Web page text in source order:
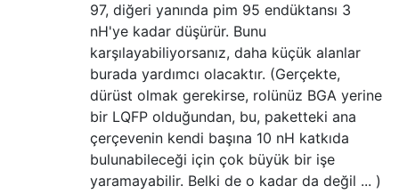
97, diğeri yanında pim 95 endüktansı 3
nH'ye kadar düşürür. Bunu
karşılayabiliyorsanız, daha küçük alanlar
burada yardımcı olacaktır. (Gerçekte,
dürüst olmak gerekirse, rolünüz BGA yerine
bir LQFP olduğundan, bu, paketteki ana
çerçevenin kendi başına 10 nH katkıda
bulunabileceği için çok büyük bir işe
yaramayabilir. Belki de o kadar da değil ... )